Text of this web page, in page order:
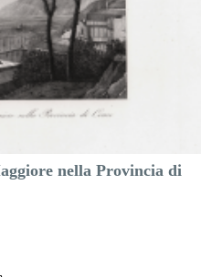
nella Provincia di